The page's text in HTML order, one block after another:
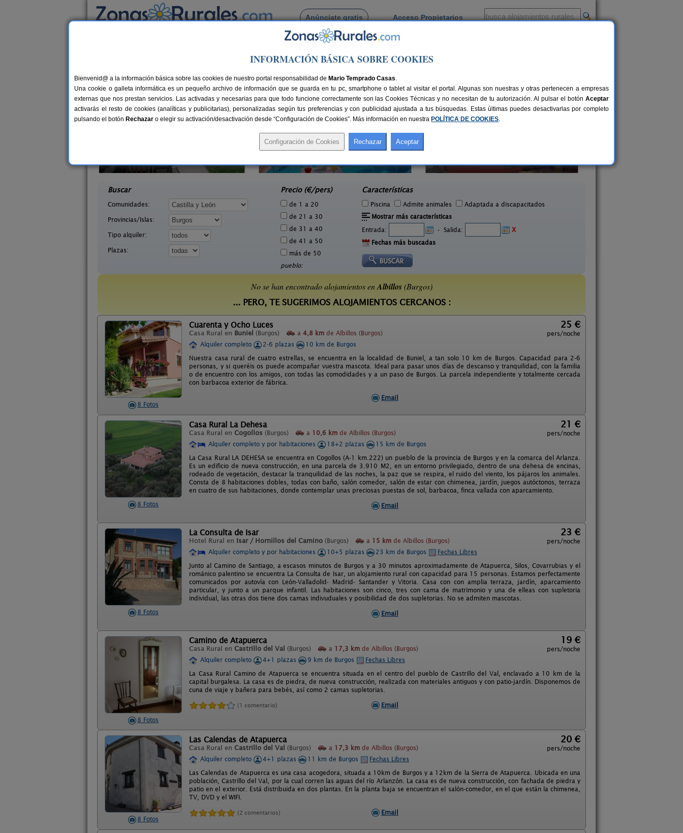
Anúnciate gratis Acceso Propietarios
Busca por pueblo
Casas Rurales cerca de Albillos
22 €
La Morera de Agustina
Santa Gadea de Alfoz
Buscar
Comunidades:
Provincias/Islas:
Tipo alquiler:
Plazas:
Precio (€/pers)
de 1 a 20
de 21 a 30
de 31 a 40
de 41 a 50
más de 50
pueblo:
Características
Piscina Admite animales
Adaptada a discapacitados
Mostrar más características
Entrada:
- Salida:
X
Fechas más buscadas
No se han encontrado alojamientos enAlbillos(Burgos)
... PERO, TE SUGERIMOS ALOJAMIENTOS CERCANOS :
8 Fotos
Cuarenta y Ocho Luces
Casa Rural en Buniel (Burgos) a 4,8 km de Albillos (Burgos)
25 €
pers/noche
Alquiler completo
2-6 plazas
10 km de Burgos
Nuestra casa rural de cuatro estrellas, se encuentra en la localidad de Buniel, a tan solo 10 km de Burgos. Capacidad para 2-6
personas, y si queréis os puede acompañar vuestra mascota. Ideal para pasar unos días de descanso y tranquilidad, con la familia
o de encuentro con los amigos, con todas las comodidades y a un paso de Burgos. La parcela independiente y totalmente cercada
con barbacoa exterior de fábrica.
Email
8 Fotos
Casa Rural La Dehesa
Casa Rural en Cogollos (Burgos) a 10,6 km de Albillos (Burgos)
21 €
pers/noche
Alquiler completo y por habitaciones
18+2 plazas
15 km de Burgos
La Casa Rural LA DEHESA se encuentra en Cogollos (A-1 km.222) un pueblo de la provincia de Burgos y en la comarca del Arlanza.
Es un edificio de nueva construcción, en una parcela de 3.910 M2, en un entorno privilegiado, dentro de una dehesa de encinas,
rodeado de vegetación, destacar la tranquilidad de las noches, la paz que se respira, el ruido del viento, los pájaros los animales.
Consta de 8 habitaciones dobles, todas con baño, salón comedor, salón de estar con chimenea, jardín, juegos autóctonos, terraza
en cuatro de sus habitaciones, donde contemplar unas preciosas puestas de sol, barbacoa, finca vallada con aparcamiento.
Email
8 Fotos
La Consulta de Isar
Hotel Rural en Isar / Hornillos del Camino (Burgos) a 15 km de Albillos (Burgos)
23 €
pers/noche
Alquiler completo y por habitaciones
10+5 plazas 23 km de Burgos
Fechas Libres
Junto al Camino de Santiago, a escasos minutos de Burgos y a 30 minutos aproximadamente de Atapuerca, Silos, Covarrubias y el
románico palentino se encuentra La Consulta de Isar, un alojamiento rural con capacidad para 15 personas. Estamos perfectamente
comunicados por autovía con León-Valladolid- Madrid- Santander y Vitoria. Casa con con amplia terraza, jardín, aparcamiento
particular, y junto a un parque infantil. Las habitaciones son cinco, tres con cama de matrimonio y una de elleas con supletoria
individual, las otras dos tiene dos camas indivuduales y posibilidad de dos supletorias. No se admiten mascotas.
Email
8 Fotos
Camino de Atapuerca
Casa Rural en Castrillo del Val (Burgos) a 17,3 km de Albillos (Burgos)
19 €
pers/noche
Alquiler completo
4+1 plazas 9 km de Burgos
Fechas Libres
La Casa Rural Camino de Atapuerca se encuentra situada en el centro del pueblo de Castrillo del Val, enclavado a 10 km de la
capital burgalesa. La casa es de piedra, de nueva construcción, realizada con materiales antiguos y con patio-jardín. Disponemos de
cuna de viaje y bañera para bebés, así como 2 camas supletorias.
(1 comentario) Email
8 Fotos
Las Calendas de Atapuerca
Casa Rural en Castrillo del Val (Burgos) a 17,3 km de Albillos (Burgos)
20 €
pers/noche
Alquiler completo
4+1 plazas 11 km de Burgos
Fechas Libres
Las Calendas de Atapuerca es una casa acogedora, situada a 10km de Burgos y a 12km de la Sierra de Atapuerca. Ubicada en una
población, Castrillo del Val, por la cual corren las aguas del río Arlanzón. La casa es de nueva construcción, con fachada de piedra y
patio en el exterior. Está distribuida en dos plantas. En la planta baja se encuentran el salón-comedor, en el que están la chimenea,
TV, DVD y el WIFI.
(2 comentarios) Email
INFORMACIÓN BÁSICA SOBRE COOKIES
Bienvenid@ a la información básica sobre las cookies de nuestro portal responsabilidad de Mario Temprado Casas.
Una cookie o galleta informática es un pequeño archivo de información que se guarda en tu pc, smartphone o tablet al visitar el portal. Algunas son nuestras y otras pertenecen a empresas
externas que nos prestan servicios. Las activadas y necesarias para que todo funcione correctamente son las Cookies Técnicas y no necesitan de tu autorización. Al pulsar el botón Aceptar
activarás el resto de cookies (analíticas y publicitarias), personalizadas según tus preferencias y con publicidad ajustada a tus búsquedas. Estas últimas puedes desactivarlas por completo
pulsando el botón Rechazar o elegir su activación/desactivación desde “Configuración de Cookies”. Más información en nuestra POLÍTICA DE COOKIES.